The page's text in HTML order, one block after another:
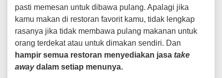
pasti memesan untuk dibawa pulang. Apalagi jika
kamu makan di restoran favorit kamu, tidak lengkap
rasanya jika tidak membawa pulang makanan untuk
orang terdekat atau untuk dimakan sendiri. Dan
hampir semua restoran menyediakan jasa take
awaydalam setiap menunya.